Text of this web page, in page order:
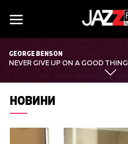
GEORGE BENSON
NEVER GIVE UP ON A GOOD THING
НОВИНИ